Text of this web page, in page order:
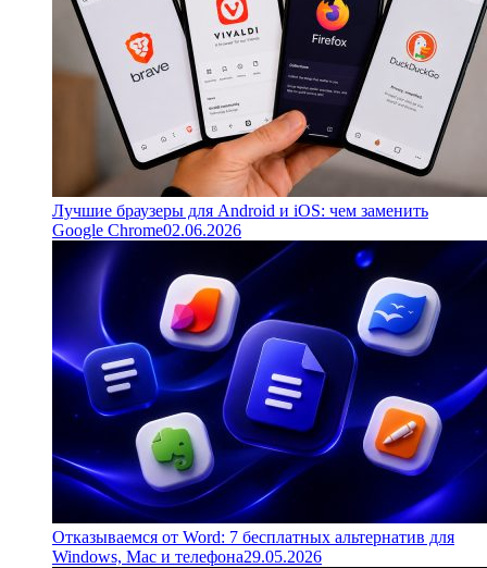
Лучшие браузеры для Android и iOS: чем заменить
Google Chrome02.06.2026
Отказываемся от Word: 7 бесплатных альтернатив для
Windows, Mac и телефона29.05.2026